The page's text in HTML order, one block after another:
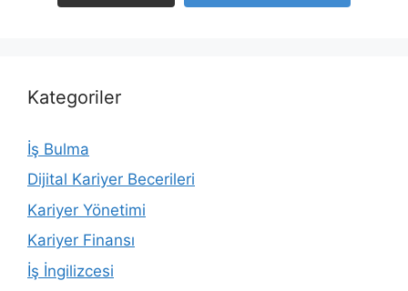
Kategoriler
İş Bulma
Dijital Kariyer Becerileri
Kariyer Yönetimi
Kariyer Finansı
İş İngilizcesi